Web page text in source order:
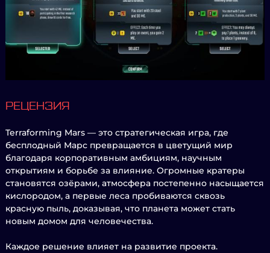
РЕЦЕНЗИЯ
Terraforming Mars — это стратегическая игра, где
бесплодный Марс превращается в цветущий мир
благодаря корпоративным амбициям, научным
открытиям и борьбе за влияние. Огромные кратеры
становятся озёрами, атмосфера постепенно насыщается
кислородом, а первые леса пробиваются сквозь
красную пыль, доказывая, что планета может стать
новым домом для человечества.
Каждое решение влияет на развитие проекта.